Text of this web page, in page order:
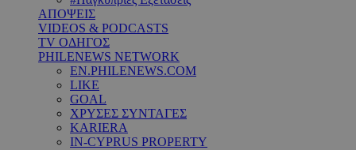
ΑΠΟΨΕΙΣ
VIDEOS & PODCASTS
TV ΟΔΗΓΟΣ
PHILENEWS NETWORK
EN.PHILENEWS.COM
LIKE
GOAL
ΧΡΥΣΕΣ ΣΥΝΤΑΓΕΣ
KARIERA
IN-CYPRUS PROPERTY